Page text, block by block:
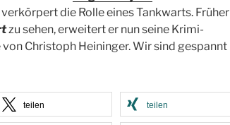
die Rolle eines Tankwarts. Früher
zu sehen, erweitert er nun seine Krimi-
Christoph Heininger. Wir sind gespannt
teilen teilen